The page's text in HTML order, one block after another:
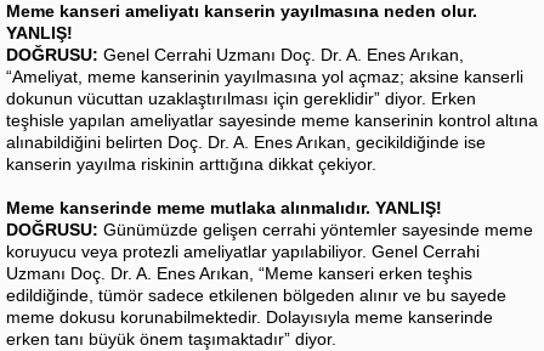
Meme kanseri ameliyatı kanserin yayılmasına neden olur.
YANLIŞ!
DOĞRUSU: Genel Cerrahi Uzmanı Doç. Dr. A. Enes Arıkan,
“Ameliyat, meme kanserinin yayılmasına yol açmaz; aksine kanserli
dokunun vücuttan uzaklaştırılması için gereklidir” diyor. Erken
teşhisle yapılan ameliyatlar sayesinde meme kanserinin kontrol altına
alınabildiğini belirten Doç. Dr. A. Enes Arıkan, gecikildiğinde ise
kanserin yayılma riskinin arttığına dikkat çekiyor.
Meme kanserinde meme mutlaka alınmalıdır. YANLIŞ!
DOĞRUSU: Günümüzde gelişen cerrahi yöntemler sayesinde meme
koruyucu veya protezli ameliyatlar yapılabiliyor. Genel Cerrahi
Uzmanı Doç. Dr. A. Enes Arıkan, “Meme kanseri erken teşhis
edildiğinde, tümör sadece etkilenen bölgeden alınır ve bu sayede
meme dokusu korunabilmektedir. Dolayısıyla meme kanserinde
erken tanı büyük önem taşımaktadır” diyor.